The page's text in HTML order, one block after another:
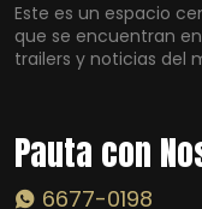
Este es un espacio
que se encuentran
trailers y noticias del
Pauta con
6677-0198